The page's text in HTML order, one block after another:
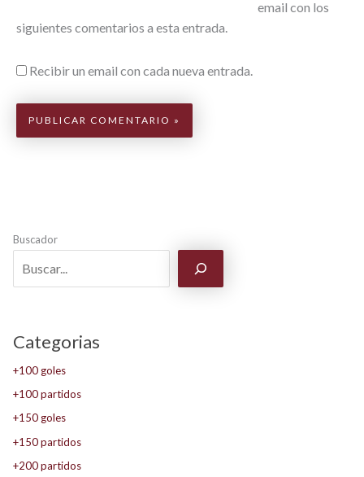
email con los
siguientes comentarios a esta entrada.
Recibir un email con cada nueva entrada.
Buscador
Categorias
+100 goles
+100 partidos
+150 goles
+150 partidos
+200 partidos